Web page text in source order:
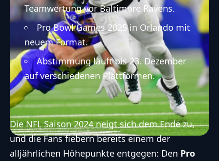
Teamwertung vor Baltimore Ravens.
Pro Bowl Games 2025 in Orlando mit
neuem Format.
Abstimmung läuft bis 23. Dezember
auf verschiedenen Plattformen.
DieNFLSaison 2024 neigt sich dem Ende zu,
und die Fans fiebern bereits einem der
alljährlichen Höhepunkte entgegen: Den Pro